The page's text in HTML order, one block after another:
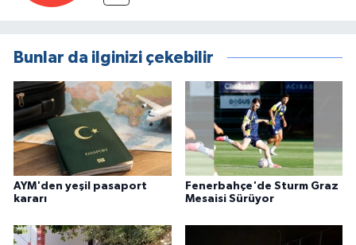
Bunlar da ilginizi çekebilir
AYM'den yeşil pasaport
kararı
Fenerbahçe'de Sturm Graz
Mesaisi Sürüyor